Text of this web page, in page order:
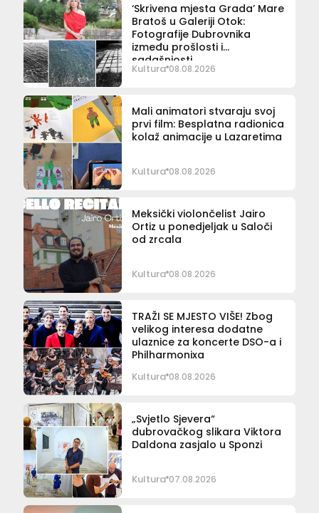
‘Skrivena mjesta Grada’ Mare
Bratoš u Galeriji Otok:
Fotografije Dubrovnika
između prošlosti i
sadašnjosti
Kultura 08.08.2026
Mali animatori stvaraju svoj
prvi film: Besplatna radionica
kolaž animacije u Lazaretima
Kultura 08.08.2026
Meksički violončelist Jairo
Ortiz u ponedjeljak u Saloči
od zrcala
Kultura 08.08.2026
TRAŽI SE MJESTO VIŠE! Zbog
velikog interesa dodatne
ulaznice za koncerte DSO-a i
Philharmonixa
Kultura 08.08.2026
„Svjetlo Sjevera“
dubrovačkog slikara Viktora
Daldona zasjalo u Sponzi
Kultura 07.08.2026